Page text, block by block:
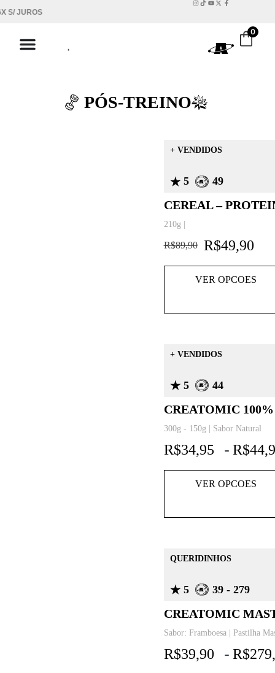
0
PÓS-TREINO
+ VENDIDOS
5 49
CEREAL –
210g |
R$89,90 R$49,90
VER OPCOES
+ VENDIDOS
5 44
CREATOMIC
300g - 150g | Sabor Natural
R$34,95 - R$
VER OPCOES
QUERIDINHOS
5 39 - 279
CREATOMIC
Sabor: Framboesa | Pastilha
R$39,90 - R$